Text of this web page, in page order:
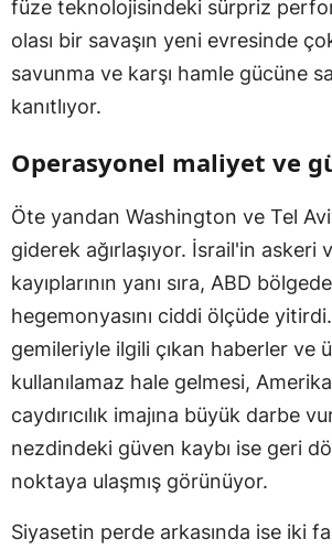
füze teknolojisindeki sürpriz
olası bir savaşın yeni evresinde
savunma ve karşı hamle gücüne
kanıtlıyor.
Operasyonel maliyet ve
Öte yandan Washington ve Tel
giderek ağırlaşıyor. İsrail'in askeri
kayıplarının yanı sıra, ABD
hegemonyasını ciddi ölçüde
gemileriyle ilgili çıkan haberler ve
kullanılamaz hale gelmesi,
caydırıcılık imajına büyük darbe
nezdindeki güven kaybı ise geri
noktaya ulaşmış görünüyor.
Siyasetin perde arkasında ise iki